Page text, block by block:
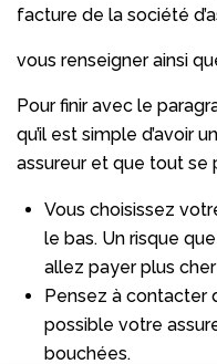
facture de la société
vous renseigner ainsi
Pour finir avec le
qu’il est simple d’avoir
assureur et que tout se
Vous choisissez
le bas. Un risque
allez payer plus
Pensez à contacter
possible votre
bouchées.